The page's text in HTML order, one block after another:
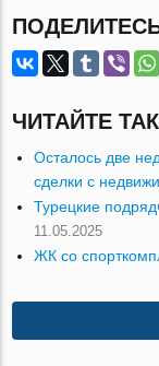
ЧИТАЙТЕ
Осталось две
сделки с
Турецкие
11.05.2025
ЖК со